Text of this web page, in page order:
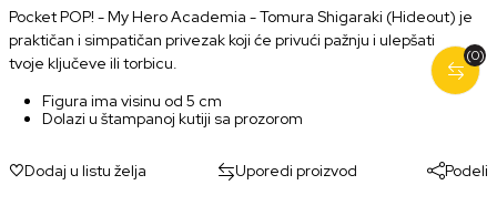
Pocket POP! - My Hero Academia - Tomura Shigaraki (Hideout) je
praktičan i simpatičan privezak koji će privući pažnju i ulepšati
tvoje ključeve ili torbicu.
Figura ima visinu od 5 cm
Dolazi u štampanoj kutiji sa prozorom
Dodaj u listu želja Uporedi proizvod Podeli
(0)